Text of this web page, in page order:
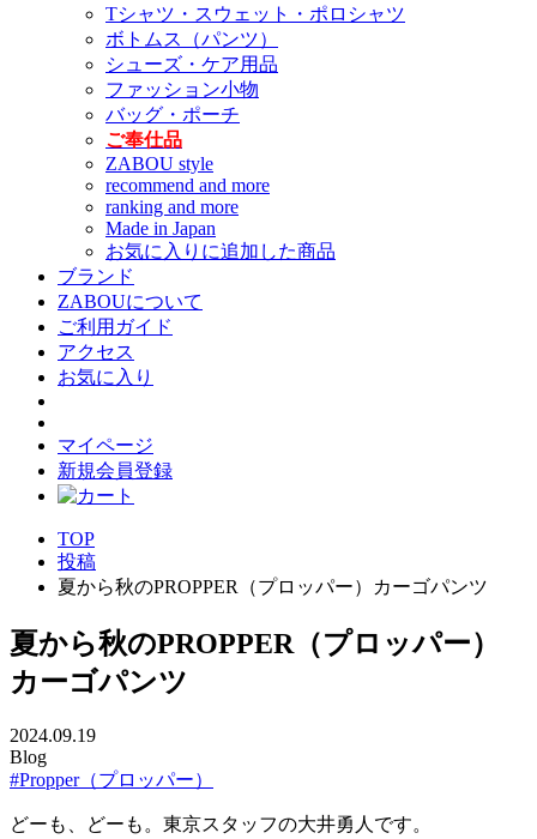
Tシャツ・スウェット・ポロシャツ
ボトムス（パンツ）
シューズ・ケア用品
ファッション小物
バッグ・ポーチ
ご奉仕品
ZABOU style
recommend and more
ranking and more
Made in Japan
お気に入りに追加した商品
ブランド
ZABOUについて
ご利用ガイド
アクセス
お気に入り
マイページ
新規会員登録
TOP
投稿
夏から秋のPROPPER（プロッパー）カーゴパンツ
夏から秋のPROPPER（プロッパー）
カーゴパンツ
2024.09.19
Blog
#Propper（プロッパー）
どーも、どーも。東京スタッフの大井勇人です。